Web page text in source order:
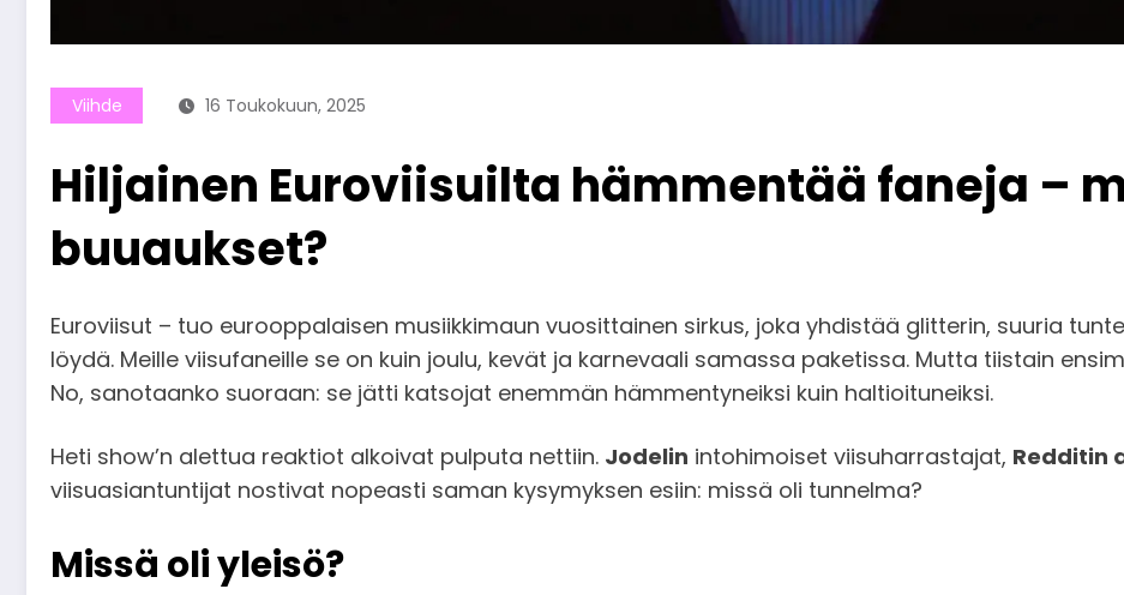
Viihde 16 Toukokuun, 2025
Hiljainen Euroviisuilta hämmentää faneja –
buuaukset?
Euroviisut – tuo eurooppalaisen musiikkimaun vuosittainen sirkus, joka yhdistää glitterin, suuria
löydä. Meille viisufaneille se on kuin joulu, kevät ja karnevaali samassa paketissa. Mutta tiistain
No, sanotaanko suoraan: se jätti katsojat enemmän hämmentyneiksi kuin haltioituneiksi.
Heti show’n alettua reaktiot alkoivat pulputa nettiin. Jodelin intohimoiset viisuharrastajat, Redditin
viisuasiantuntijat nostivat nopeasti saman kysymyksen esiin: missä oli tunnelma?
Missä oli yleisö?